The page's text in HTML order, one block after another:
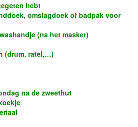
hebt
omslagdoek of badpak voor
(na het masker)
(drum, ratel,…)
na de zweethut